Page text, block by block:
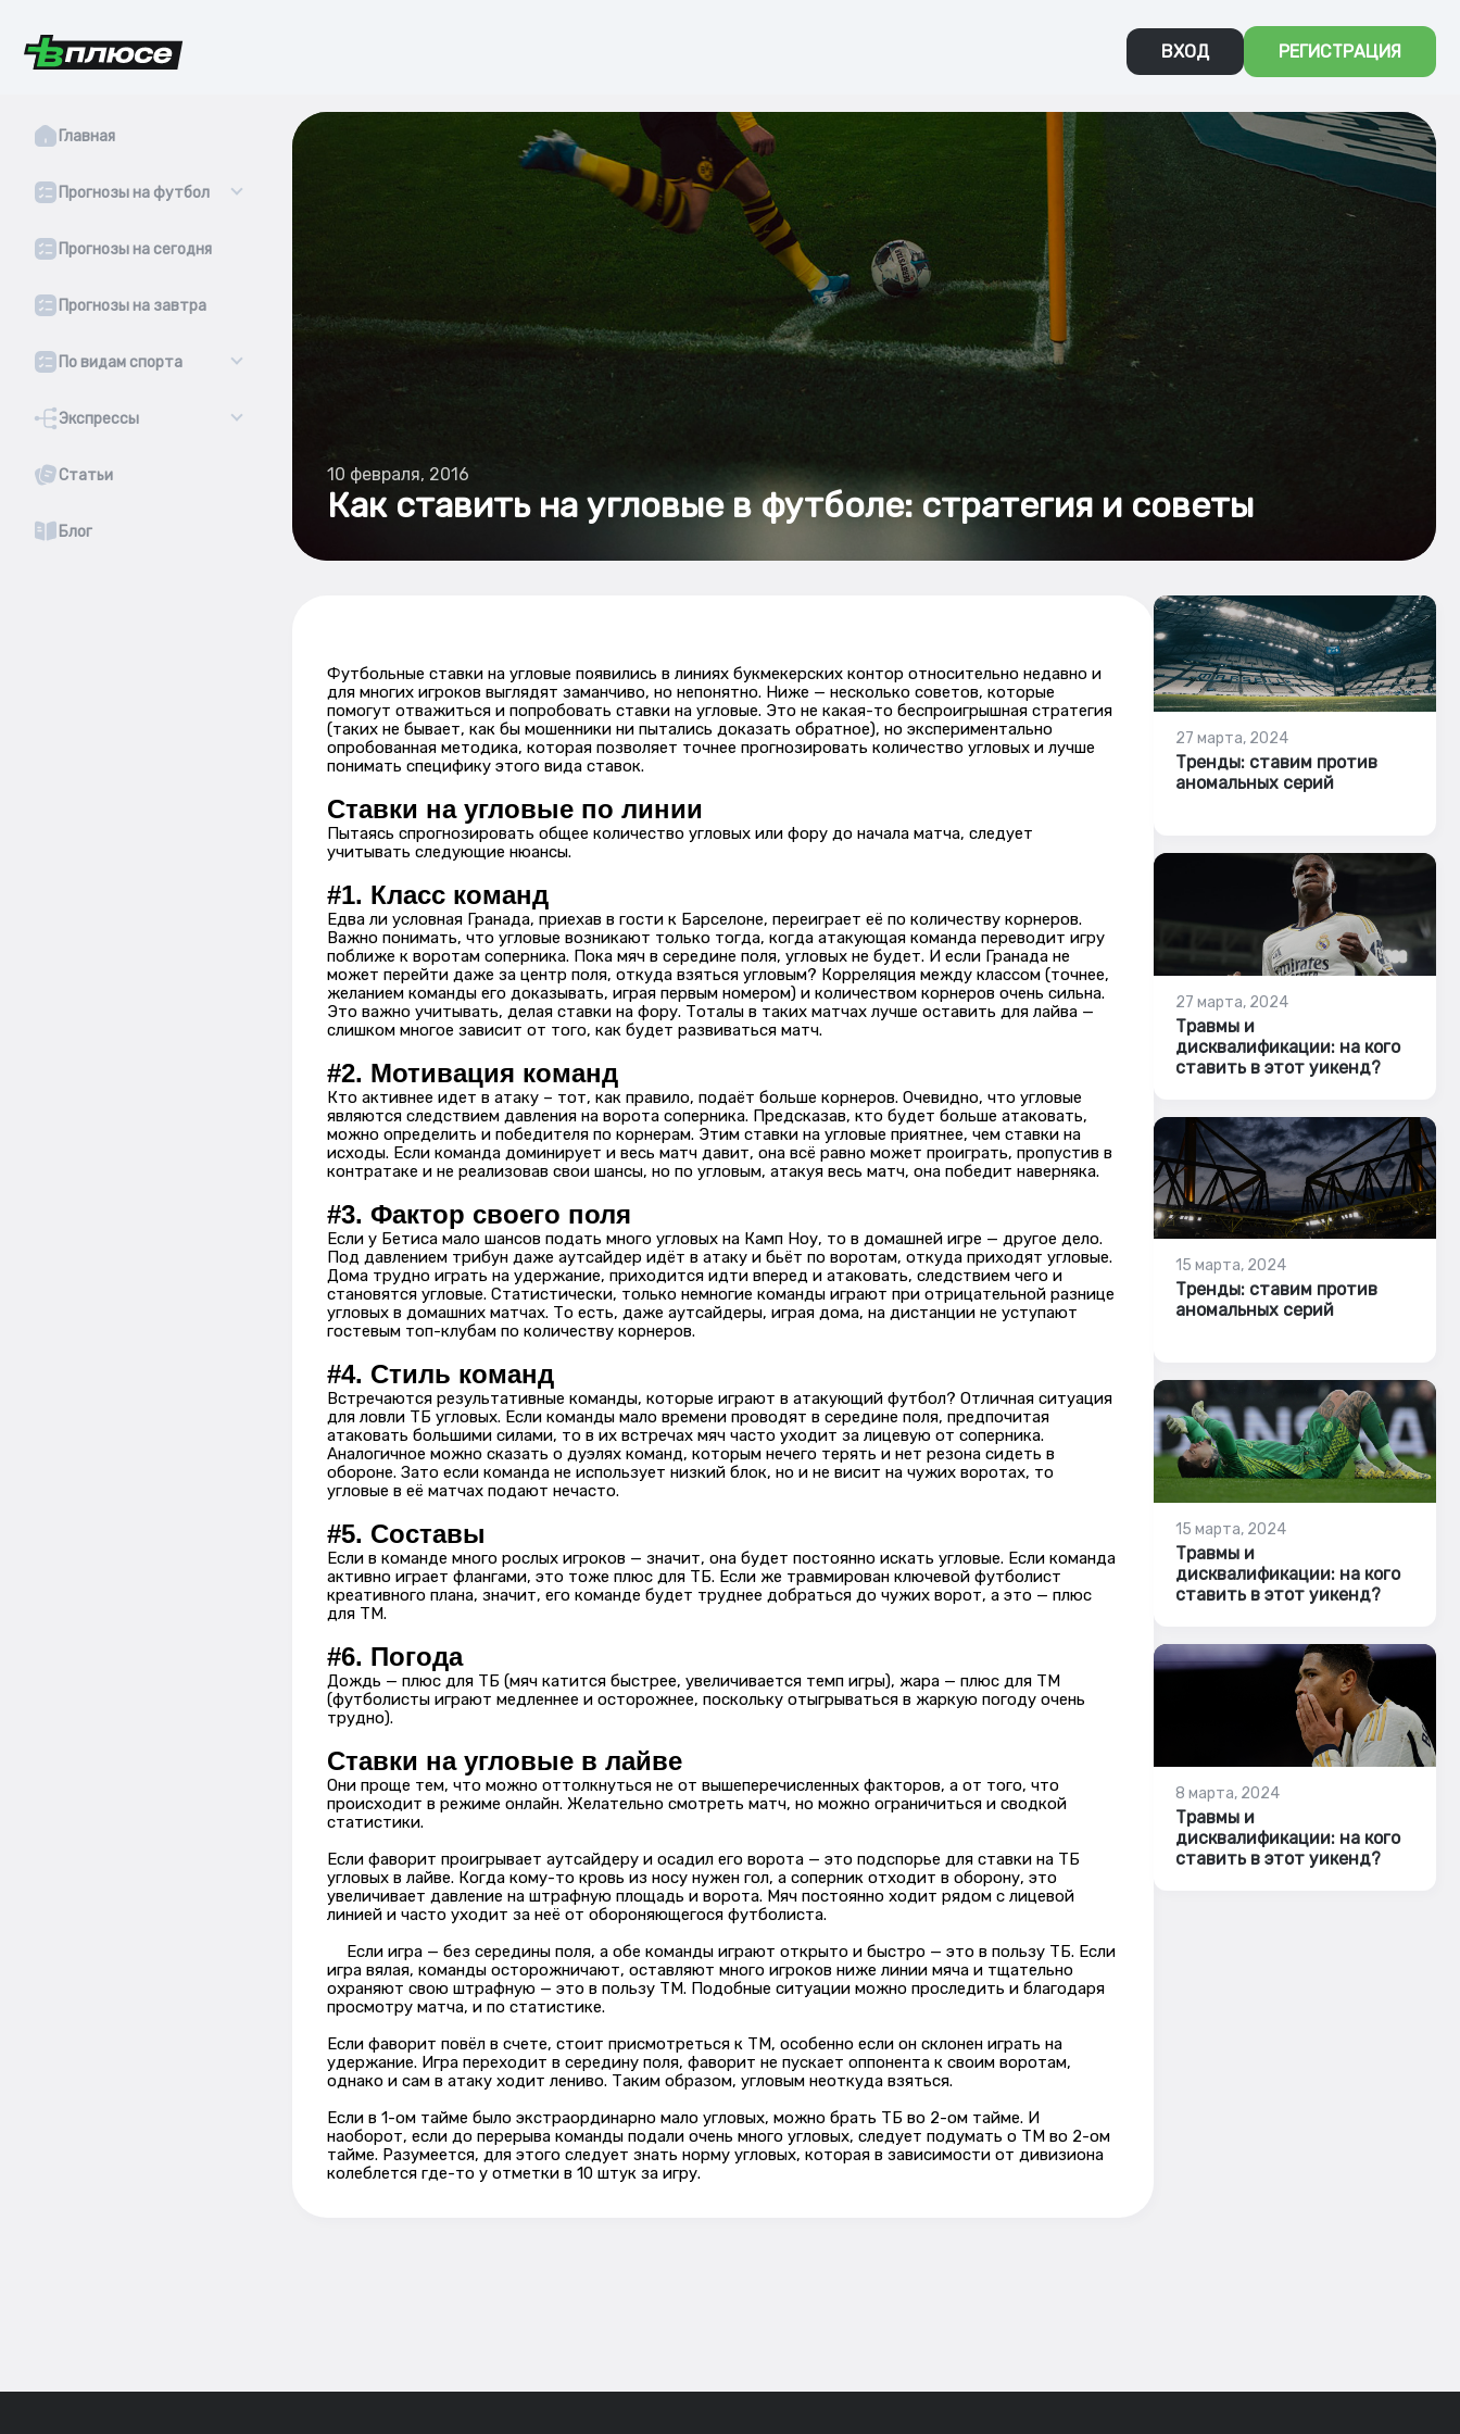
ВХОД РЕГИСТРАЦИЯ
Главная
Прогнозы на футбол
Прогнозы на сегодня
Прогнозы на завтра
По видам спорта
Экспрессы
Статьи
Блог
10 февраля, 2016
Как ставить на угловые в футболе: стратегия и советы
Футбольные ставки на угловые появились в линиях букмекерских контор относительно недавно и
для многих игроков выглядят заманчиво, но непонятно. Ниже — несколько советов, которые
помогут отважиться и попробовать ставки на угловые. Это не какая-то беспроигрышная стратегия
(таких не бывает, как бы мошенники ни пытались доказать обратное), но экспериментально
опробованная методика, которая позволяет точнее прогнозировать количество угловых и лучше
понимать специфику этого вида ставок.
Ставки на угловые по линии
Пытаясь спрогнозировать общее количество угловых или фору до начала матча, следует
учитывать следующие нюансы.
#1. Класс команд
Едва ли условная Гранада, приехав в гости к Барселоне, переиграет её по количеству корнеров.
Важно понимать, что угловые возникают только тогда, когда атакующая команда переводит игру
поближе к воротам соперника. Пока мяч в середине поля, угловых не будет. И если Гранада не
может перейти даже за центр поля, откуда взяться угловым? Корреляция между классом (точнее,
желанием команды его доказывать, играя первым номером) и количеством корнеров очень сильна.
Это важно учитывать, делая ставки на фору. Тоталы в таких матчах лучше оставить для лайва —
слишком многое зависит от того, как будет развиваться матч.
#2. Мотивация команд
Кто активнее идет в атаку – тот, как правило, подаёт больше корнеров. Очевидно, что угловые
являются следствием давления на ворота соперника. Предсказав, кто будет больше атаковать,
можно определить и победителя по корнерам. Этим ставки на угловые приятнее, чем ставки на
исходы. Если команда доминирует и весь матч давит, она всё равно может проиграть, пропустив в
контратаке и не реализовав свои шансы, но по угловым, атакуя весь матч, она победит наверняка.
#3. Фактор своего поля
Если у Бетиса мало шансов подать много угловых на Камп Ноу, то в домашней игре — другое дело.
Под давлением трибун даже аутсайдер идёт в атаку и бьёт по воротам, откуда приходят угловые.
Дома трудно играть на удержание, приходится идти вперед и атаковать, следствием чего и
становятся угловые. Статистически, только немногие команды играют при отрицательной разнице
угловых в домашних матчах. То есть, даже аутсайдеры, играя дома, на дистанции не уступают
гостевым топ-клубам по количеству корнеров.
#4. Стиль команд
Встречаются результативные команды, которые играют в атакующий футбол? Отличная ситуация
для ловли ТБ угловых. Если команды мало времени проводят в середине поля, предпочитая
атаковать большими силами, то в их встречах мяч часто уходит за лицевую от соперника.
Аналогичное можно сказать о дуэлях команд, которым нечего терять и нет резона сидеть в
обороне. Зато если команда не использует низкий блок, но и не висит на чужих воротах, то
угловые в её матчах подают нечасто.
#5. Составы
Если в команде много рослых игроков — значит, она будет постоянно искать угловые. Если команда
активно играет флангами, это тоже плюс для ТБ. Если же травмирован ключевой футболист
креативного плана, значит, его команде будет труднее добраться до чужих ворот, а это — плюс
для ТМ.
#6. Погода
Дождь — плюс для ТБ (мяч катится быстрее, увеличивается темп игры), жара — плюс для ТМ
(футболисты играют медленнее и осторожнее, поскольку отыгрываться в жаркую погоду очень
трудно).
Ставки на угловые в лайве
Они проще тем, что можно оттолкнуться не от вышеперечисленных факторов, а от того, что
происходит в режиме онлайн. Желательно смотреть матч, но можно ограничиться и сводкой
статистики.
Если фаворит проигрывает аутсайдеру и осадил его ворота — это подспорье для ставки на ТБ
угловых в лайве. Когда кому-то кровь из носу нужен гол, а соперник отходит в оборону, это
увеличивает давление на штрафную площадь и ворота. Мяч постоянно ходит рядом с лицевой
линией и часто уходит за неё от обороняющегося футболиста.
Если игра — без середины поля, а обе команды играют открыто и быстро — это в пользу ТБ. Если
игра вялая, команды осторожничают, оставляют много игроков ниже линии мяча и тщательно
охраняют свою штрафную — это в пользу ТМ. Подобные ситуации можно проследить и благодаря
просмотру матча, и по статистике.
Если фаворит повёл в счете, стоит присмотреться к ТМ, особенно если он склонен играть на
удержание. Игра переходит в середину поля, фаворит не пускает оппонента к своим воротам,
однако и сам в атаку ходит лениво. Таким образом, угловым неоткуда взяться.
Если в 1-ом тайме было экстраординарно мало угловых, можно брать ТБ во 2-ом тайме. И
наоборот, если до перерыва команды подали очень много угловых, следует подумать о ТМ во 2-ом
тайме. Разумеется, для этого следует знать норму угловых, которая в зависимости от дивизиона
колеблется где-то у отметки в 10 штук за игру.
27 марта, 2024
Тренды: ставим против
аномальных серий
27 марта, 2024
Травмы и
дисквалификации: на кого
ставить в этот уикенд?
15 марта, 2024
Тренды: ставим против
аномальных серий
15 марта, 2024
Травмы и
дисквалификации: на кого
ставить в этот уикенд?
8 марта, 2024
Травмы и
дисквалификации: на кого
ставить в этот уикенд?